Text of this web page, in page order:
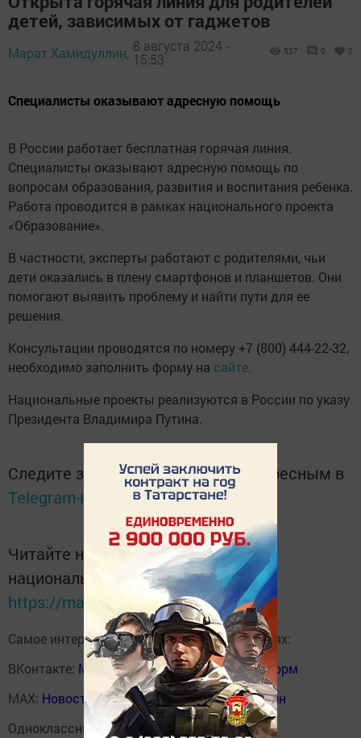
детей, зависимых от гаджетов
Марат Хамидуллин, 8 августа 2024 -
15:53
537 0 0
Специалисты оказывают адресную помощь
В России работает бесплатная горячая линия.
Специалисты оказывают адресную помощь по
вопросам образования, развития и воспитания ребенка.
Работа проводится в рамках национального проекта
«Образование».
В частности, эксперты работают с родителями, чьи
дети оказались в плену смартфонов и планшетов. Они
помогают выявить проблему и найти пути для ее
решения.
Консультации проводятся по номеру +7 (800) 444-22-32,
необходимо заполнить форму на сайте.
Национальные проекты реализуются в России по указу
Президента Владимира Путина.
Следите за самым важным и интересным в
Telegram-канале
Татмедиа
Читайте новости Татарстана в
национальном мессенджере MАХ:
https://max.ru/tatmedia
Самое интересное в наших социальных сетях:
ВКонтакте: Мензелинск news - Мензеля-информ
MAX: Новости Мензелинска - Мензеля онлайн
Одноклассники:ok.ru/menzelinsk